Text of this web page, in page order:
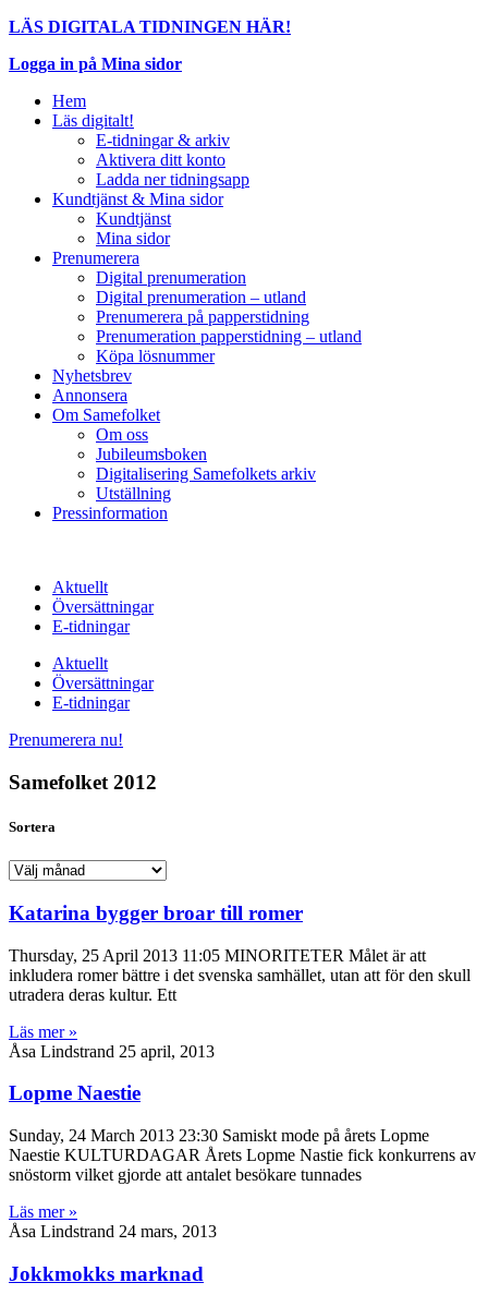
LÄS DIGITALA TIDNINGEN HÄR!
Logga in på Mina sidor
Hem
Läs digitalt!
E-tidningar & arkiv
Aktivera ditt konto
Ladda ner tidningsapp
Kundtjänst & Mina sidor
Kundtjänst
Mina sidor
Prenumerera
Digital prenumeration
Digital prenumeration – utland
Prenumerera på papperstidning
Prenumeration papperstidning – utland
Köpa lösnummer
Nyhetsbrev
Annonsera
Om Samefolket
Om oss
Jubileumsboken
Digitalisering Samefolkets arkiv
Utställning
Pressinformation
Aktuellt
Översättningar
E-tidningar
Aktuellt
Översättningar
E-tidningar
Prenumerera nu!
Samefolket 2012
Sortera
Sortera
Katarina bygger broar till romer
Thursday, 25 April 2013 11:05 MINORITETER Målet är att
inkludera romer bättre i det svenska samhället, utan att för den skull
utradera deras kultur. Ett
Läs mer »
Åsa Lindstrand 25 april, 2013
Lopme Naestie
Sunday, 24 March 2013 23:30 Samiskt mode på årets Lopme
Naestie KULTURDAGAR Årets Lopme Nastie fick konkurrens av
snöstorm vilket gjorde att antalet besökare tunnades
Läs mer »
Åsa Lindstrand 24 mars, 2013
Jokkmokks marknad